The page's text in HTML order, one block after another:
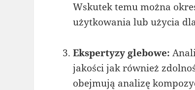
Wskutek temu można
użytkowania lub użycia
Ekspertyzy glebowe:
jakości jak również
obejmują analizę